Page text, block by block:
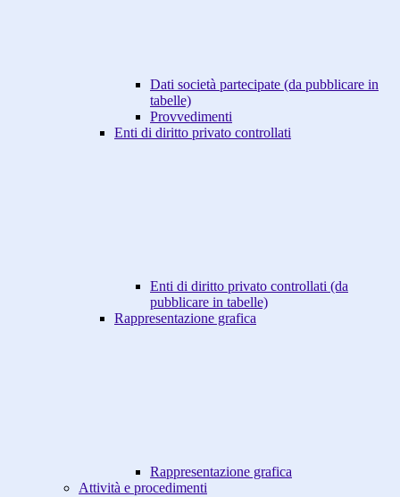
Dati società partecipate (da pubblicare in
tabelle)
Provvedimenti
Enti di diritto privato controllati
Enti di diritto privato controllati (da
pubblicare in tabelle)
Rappresentazione grafica
Rappresentazione grafica
Attività e procedimenti